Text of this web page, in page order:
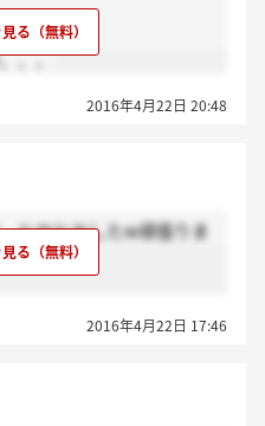
！
、、
2016年4月22日 20:48
ヒヤヒヤしたw頑張りま
2016年4月22日 17:46